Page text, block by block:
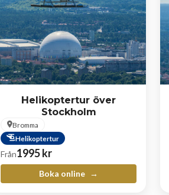
Helikoptertur över
Stockholm
Bromma
Helikoptertur
Från1995kr
Boka online